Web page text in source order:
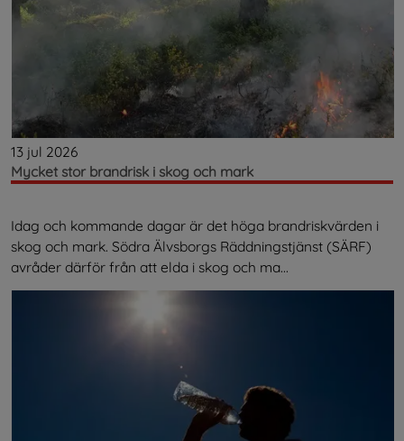
13 jul 2026
Mycket stor brandrisk i skog och mark
Idag och kommande dagar är det höga brandriskvärden i
skog och mark. Södra Älvsborgs Räddningstjänst (SÄRF)
avråder därför från att elda i skog och ma...